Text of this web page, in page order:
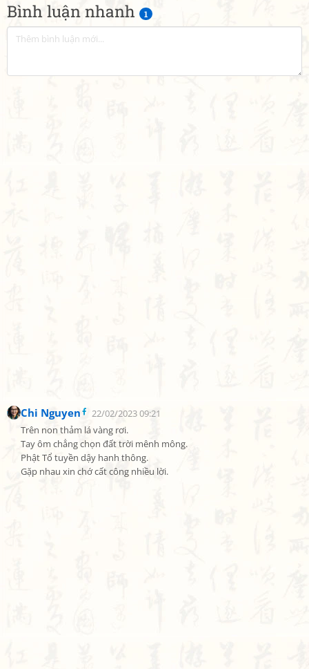
Bình luận nhanh 1
Chi Nguyen
22/02/2023 09:21
Trên non thảm lá vàng rơi.
Tay ôm chẳng chọn đất trời mênh mông.
Phật Tổ tuyền dậy hanh thông.
Gặp nhau xin chớ cất công nhiều lời.